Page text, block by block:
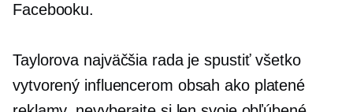
Facebooku.
Taylorova najväčšia rada je spustiť všetko
vytvorený influencerom obsah ako platené